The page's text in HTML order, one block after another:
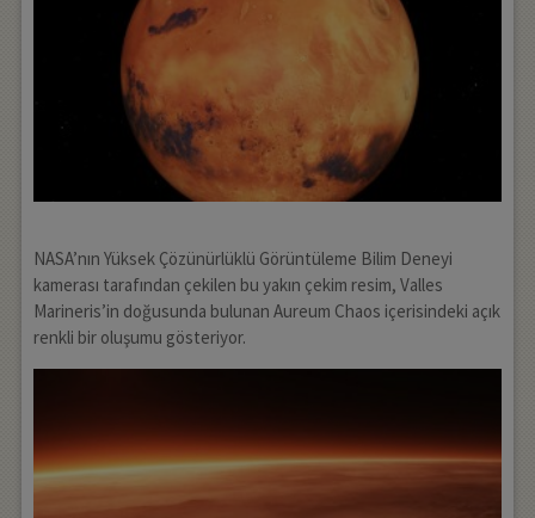
NASA’nın Yüksek Çözünürlüklü Görüntüleme Bilim Deneyi
kamerası tarafından çekilen bu yakın çekim resim, Valles
Marineris’in doğusunda bulunan Aureum Chaos içerisindeki açık
renkli bir oluşumu gösteriyor.